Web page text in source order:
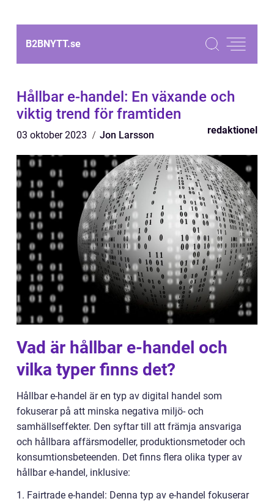
B2BNYTT.se
Hållbar e-handel: En växande och
viktig trend för framtiden
03 oktober 2023 Jon Larsson redaktionel
Vad är hållbar e-handel och
vilka typer finns det?
Hållbar e-handel är en typ av digital handel som
fokuserar på att minska negativa miljö- och
samhällseffekter. Den syftar till att främja ansvariga
och hållbara affärsmodeller, produktionsmetoder och
konsumtionsbeteenden. Det finns flera olika typer av
hållbar e-handel, inklusive:
1. Fairtrade e-handel: Denna typ av e-handel fokuserar